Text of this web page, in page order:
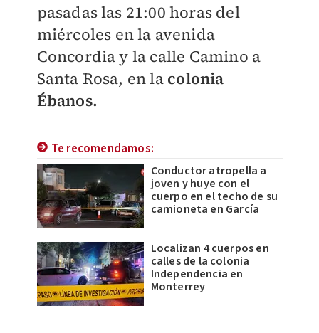
pasadas las 21:00 horas del
miércoles en la avenida
Concordia y la calle Camino a
Santa Rosa, en la colonia
Ébanos.
Te recomendamos:
Conductor atropella a
joven y huye con el
cuerpo en el techo de su
camioneta en García
Localizan 4 cuerpos en
calles de la colonia
Independencia en
Monterrey